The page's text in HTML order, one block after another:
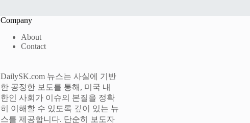
Company
About
Contact
DailySK.com 뉴스는 사실에 기반
한 공정한 보도를 통해, 미국 내
한인 사회가 이슈의 본질을 정확
히 이해할 수 있도록 깊이 있는 뉴
스를 제공합니다. 단순히 보도자